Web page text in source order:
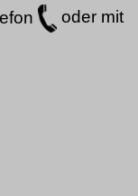
oder mit